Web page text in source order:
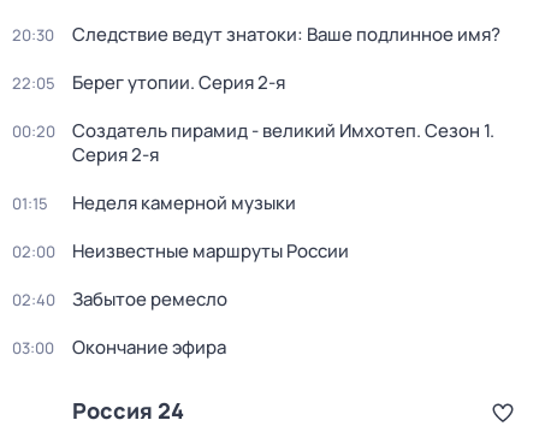
20:30 Следствие ведут знатоки: Ваше подлинное имя?
22:05 Берег утопии. Серия 2-я
00:20 Создатель пирамид - великий Имхотеп. Сезон 1.
Серия 2-я
01:15 Неделя камерной музыки
02:00 Неизвестные маршруты России
02:40 Забытое ремесло
03:00 Окончание эфира
Россия 24